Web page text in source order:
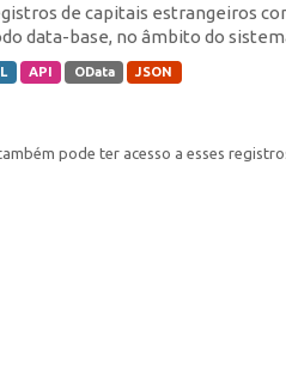
de capitais estrangeiros
data-base, no âmbito do
API OData JSON
pode ter acesso a esses